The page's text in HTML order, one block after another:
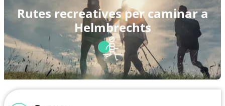
Rutes recreatives per caminar a
Helmbrechts